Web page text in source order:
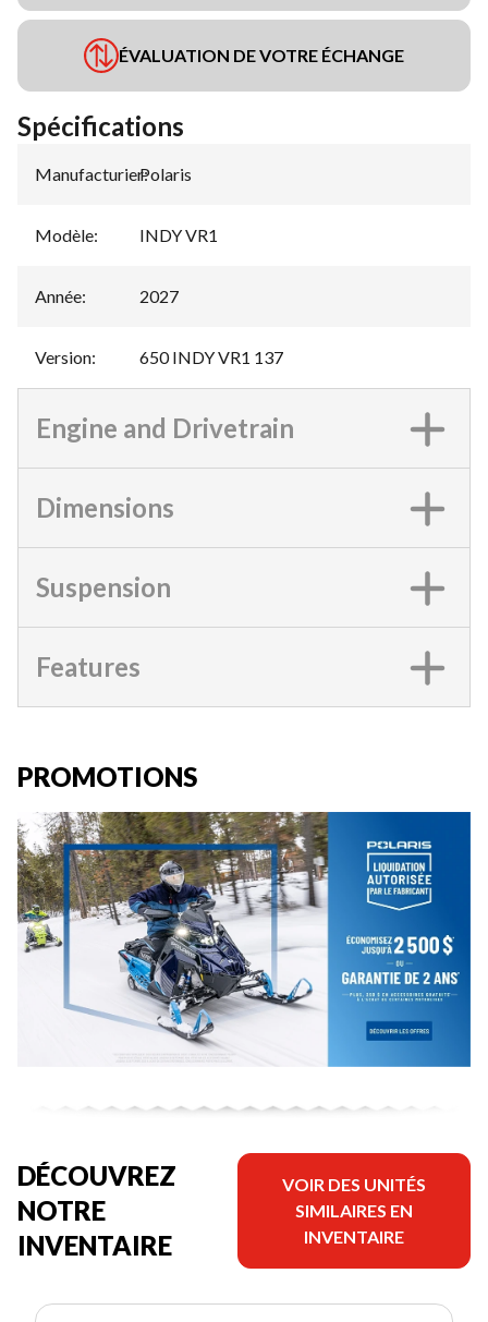
ÉVALUATION DE VOTRE ÉCHANGE
Spécifications
Manufacturier:
Polaris
Modèle: INDY VR1
Année: 2027
Version: 650 INDY VR1 137
Engine and Drivetrain
Dimensions
Suspension
Features
PROMOTIONS
DÉCOUVREZ
NOTRE
INVENTAIRE
VOIR DES UNITÉS
SIMILAIRES EN
INVENTAIRE